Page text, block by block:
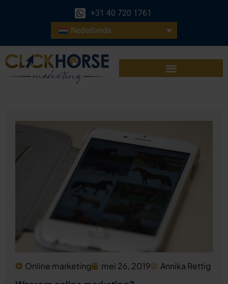
+31 40 720 1761
Nederlands
Online marketing mei 26, 2019 Annika Rettig